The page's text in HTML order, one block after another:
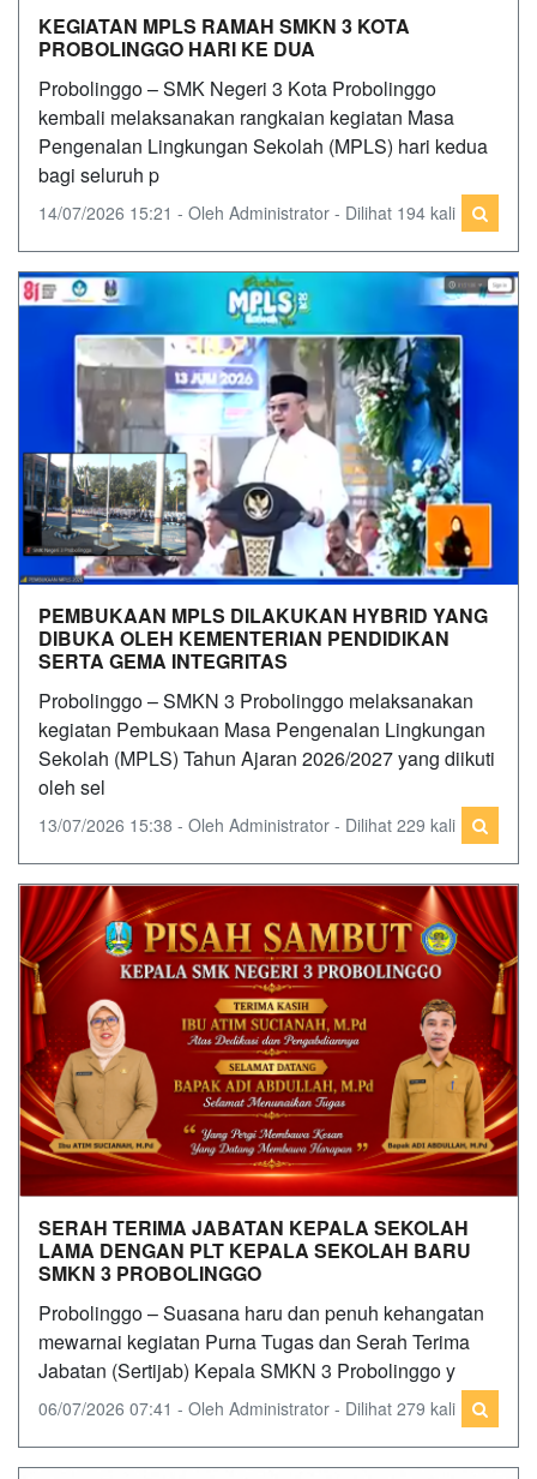
KEGIATAN MPLS RAMAH SMKN 3 KOTA
PROBOLINGGO HARI KE DUA
Probolinggo – SMK Negeri 3 Kota Probolinggo
kembali melaksanakan rangkaian kegiatan Masa
Pengenalan Lingkungan Sekolah (MPLS) hari kedua
bagi seluruh p
14/07/2026 15:21 - Oleh Administrator - Dilihat 194 kali
PEMBUKAAN MPLS DILAKUKAN HYBRID YANG
DIBUKA OLEH KEMENTERIAN PENDIDIKAN
SERTA GEMA INTEGRITAS
Probolinggo – SMKN 3 Probolinggo melaksanakan
kegiatan Pembukaan Masa Pengenalan Lingkungan
Sekolah (MPLS) Tahun Ajaran 2026/2027 yang diikuti
oleh sel
13/07/2026 15:38 - Oleh Administrator - Dilihat 229 kali
SERAH TERIMA JABATAN KEPALA SEKOLAH
LAMA DENGAN PLT KEPALA SEKOLAH BARU
SMKN 3 PROBOLINGGO
Probolinggo – Suasana haru dan penuh kehangatan
mewarnai kegiatan Purna Tugas dan Serah Terima
Jabatan (Sertijab) Kepala SMKN 3 Probolinggo y
06/07/2026 07:41 - Oleh Administrator - Dilihat 279 kali